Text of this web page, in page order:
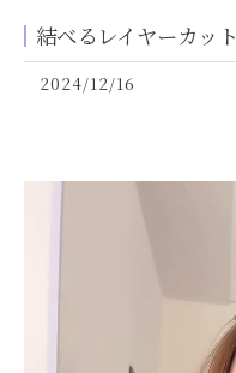
結べるレイヤーカット
2024/12/16